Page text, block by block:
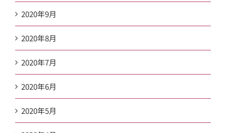
2020年9月
2020年8月
2020年7月
2020年6月
2020年5月